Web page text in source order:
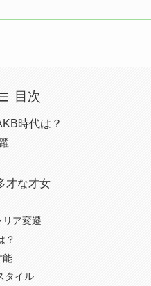
目次
時代は？
才な才女
ア変遷
？
能
タイル